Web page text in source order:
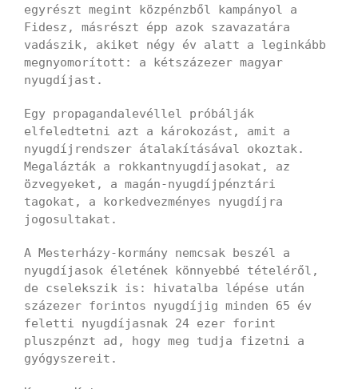
egyrészt megint közpénzből kampányol a
Fidesz, másrészt épp azok szavazatára
vadászik, akiket négy év alatt a leginkább
megnyomorított: a kétszázezer magyar
nyugdíjast.
Egy propagandalevéllel próbálják
elfeledtetni azt a károkozást, amit a
nyugdíjrendszer átalakításával okoztak.
Megalázták a rokkantnyugdíjasokat, az
özvegyeket, a magán-nyugdíjpénztári
tagokat, a korkedvezményes nyugdíjra
jogosultakat.
A Mesterházy-kormány nemcsak beszél a
nyugdíjasok életének könnyebbé tételéről,
de cselekszik is: hivatalba lépése után
százezer forintos nyugdíjig minden 65 év
feletti nyugdíjasnak 24 ezer forint
pluszpénzt ad, hogy meg tudja fizetni a
gyógyszereit.